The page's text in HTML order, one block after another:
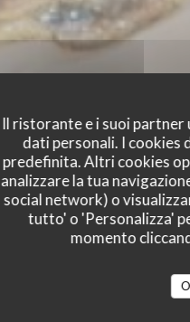
Il ristorante e i suoi partner
dati personali. I cookies
predefinita. Altri cookies
analizzare la tua
social network) o
tutto' o 'Personalizza'
momento
Carte